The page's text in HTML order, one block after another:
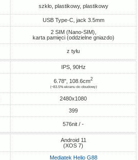
szkło, plastikowy, plastikowy
USB Type-C, jack 3.5mm
2 SIM (Nano-SIM),
karta pamięci (oddzielne gniazdo)
z tyłu
IPS, 90Hz
6.78", 108.6cm2
(~83.5% ekranu do obudowy)
2480x1080
399
576nit / -
Android 11
(XOS 7)
Mediatek Helio G88